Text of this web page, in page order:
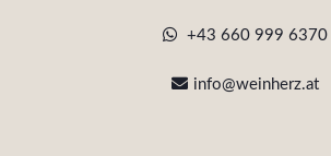
+43 660 999 6370
info@weinherz.at